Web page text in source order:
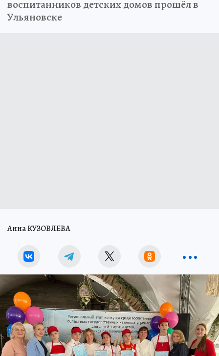
воспитанников детских домов прошёл в
Ульяновске
Анна КУЗОВЛЕВА